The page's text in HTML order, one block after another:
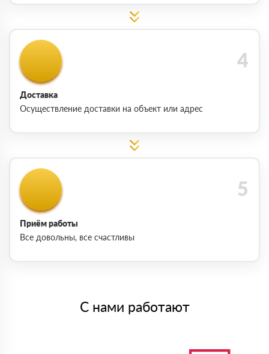
Доставка
Осуществление доставки на объект или адрес
Приём работы
Все довольны, все счастливы
С нами работают